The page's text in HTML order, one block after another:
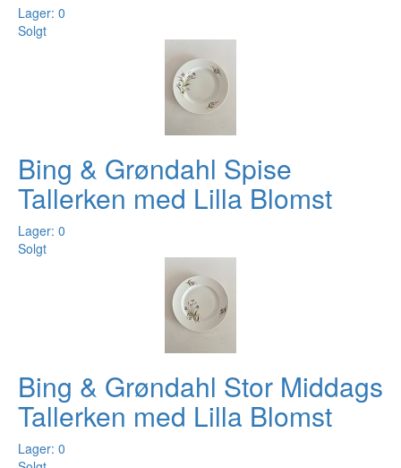
Lager: 0
Solgt
Bing & Grøndahl Spise
Tallerken med Lilla Blomst
Lager: 0
Solgt
Bing & Grøndahl Stor Middags
Tallerken med Lilla Blomst
Lager: 0